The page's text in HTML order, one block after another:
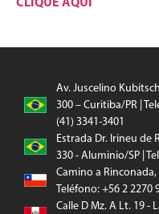
Av. Juscelino
300 – Curitiba/PR |
(41) 3341-3401
Estrada Dr. Irineu de
330 - Aluminio/SP |
Camino a Rinconada,
Teléfono: +56 2 2270
Calle D Mz. A Lt. 19 -